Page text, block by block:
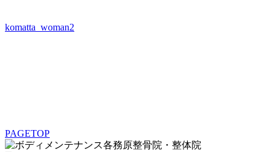
komatta_woman2
PAGETOP